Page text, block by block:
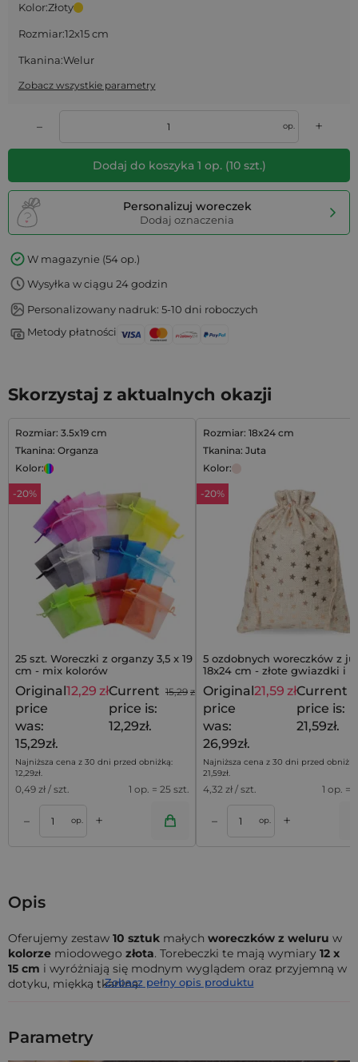
Kolor:Złoty
Rozmiar:12x15 cm
Tkanina:Welur
Zobacz wszystkie parametry
– op. +
Dodaj do koszyka 1 op. (10szt.)
Personalizuj woreczek
Dodaj oznaczenia
W magazynie (54 op.)
Wysyłka w ciągu 24 godzin
Personalizowany nadruk: 5-10 dni roboczych
Metody płatności
Skorzystaj z aktualnych okazji
Rozmiar: 3.5x19 cm
Tkanina: Organza
Kolor:
-20%
25 szt. Woreczki z organzy 3,5 x 19
cm - mix kolorów
15,29 zł
Original
price
was:
15,29zł.
12,29 złCurrent
price is:
12,29zł.
Najniższa cena z 30 dni przed obniżką:
12,29zł.
0,49 zł / szt. 1 op. = 25 szt.
– op. +
Rozmiar: 18x24 cm
Tkanina: Juta
Kolor:
-20%
5 ozdobnych woreczków z
18x24 cm - złote gwiazdki i
rustykalny styl
Original
price
was:
26,99zł.
21,59 złCurrent
price is:
21,59zł.
Najniższa cena z 30 dni przed
21,59zł.
4,32 zł / szt. 1 op. =
– op. +
Dodaj do koszyka
Opis
Oferujemy zestaw 10 sztuk małych woreczków z weluru w
kolorze miodowego złota. Torebeczki te mają wymiary 12 x
15 cm i wyróżniają się modnym wyglądem oraz przyjemną w
dotyku, miękką tkaniną.
przypominają słodki,
Zobacz pełny opis produktu
Parametry